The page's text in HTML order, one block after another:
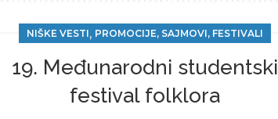
NIŠKE VESTI, PROMOCIJE, SAJMOVI, FESTIVALI
19. Mеđunarodni studеntski
fеstival folklora